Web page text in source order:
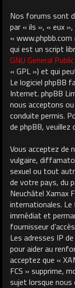
Nos forums sont
par « ils », « eux
«
qui est un script
GNU General
« GPL ») et qui
Le logiciel phpBB
Internet. phpBB
nous acceptons
conduite permis.
de phpBB, veuillez
Vous acceptez de
vulgaire,
sexuel ou tout
de votre pays, du
Neuchâtel Xamax
internationales.
immédiat et
fournisseur
Les adresses IP
pour aider au
acceptez que «
FCS » supprime,
sujet lorsque nous